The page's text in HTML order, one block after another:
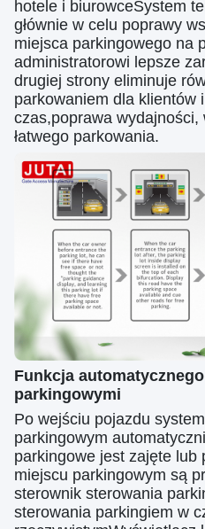
hotele i biurowceSystem
głównie w celu poprawy
miejsca parkingowego na
administratorowi lepsze
drugiej strony eliminuje
parkowaniem dla klientów
czas,poprawa
łatwego parkowania.
Funkcja
parkingowymi
Po wejściu pojazdu
parkingowym
parkingowe jest zajęte lub
miejscu parkingowym są
sterownik sterowania
sterowania parkingiem w